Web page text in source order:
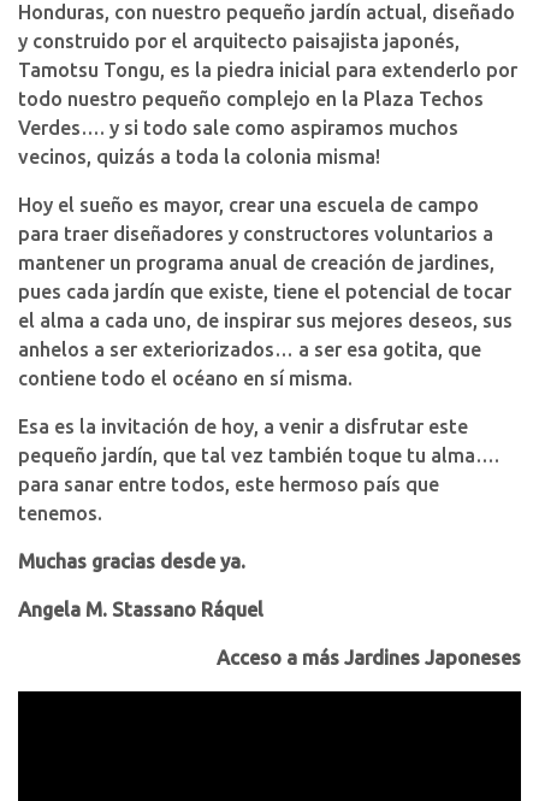
Honduras, con nuestro pequeño jardín actual, diseñado
y construido por el arquitecto paisajista japonés,
Tamotsu Tongu, es la piedra inicial para extenderlo por
todo nuestro pequeño complejo en la Plaza Techos
Verdes…. y si todo sale como aspiramos muchos
vecinos, quizás a toda la colonia misma!
Hoy el sueño es mayor, crear una escuela de campo
para traer diseñadores y constructores voluntarios a
mantener un programa anual de creación de jardines,
pues cada jardín que existe, tiene el potencial de tocar
el alma a cada uno, de inspirar sus mejores deseos, sus
anhelos a ser exteriorizados… a ser esa gotita, que
contiene todo el océano en sí misma.
Esa es la invitación de hoy, a venir a disfrutar este
pequeño jardín, que tal vez también toque tu alma….
para sanar entre todos, este hermoso país que
tenemos.
Muchas gracias desde ya.
Angela M. Stassano Ráquel
Acceso a más Jardines Japoneses